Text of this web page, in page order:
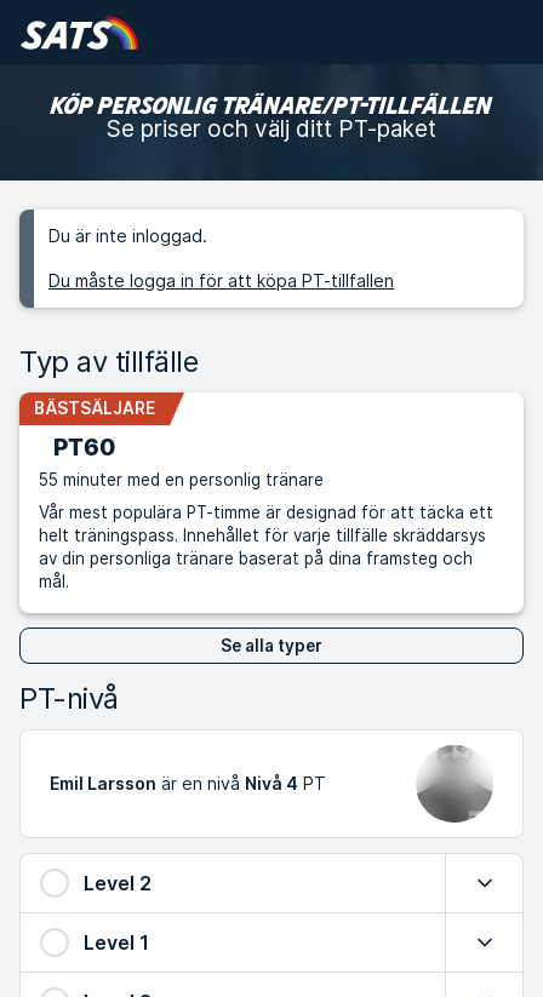
KÖP PERSONLIG TRÄNARE/PT-TILLFÄLLEN
Se priser och välj ditt PT-paket
Du är inte inloggad.
Du måste logga in för att köpa PT-tillfallen
Typ av tillfälle
PT60
BÄSTSÄLJARE
55 minuter med en personlig tränare
Vår mest populära PT-timme är designad för att täcka ett
helt träningspass. Innehållet för varje tillfälle skräddarsys
av din personliga tränare baserat på dina framsteg och
mål.
Se alla typer
PT-nivå
Emil Larsson är en nivå Nivå 4 PT
Level 2
Level 1